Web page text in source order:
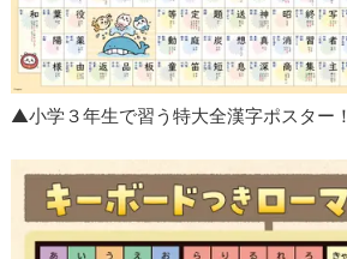
▲小学３年生で習う特大全漢字ポスター！